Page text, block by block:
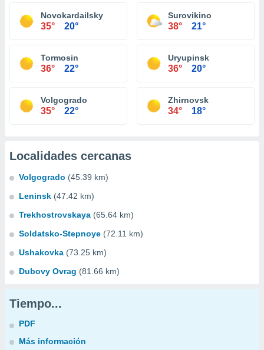
Novokardailsky
35° 20°
Surovikino
38° 21°
Tormosin
36° 22°
Uryupinsk
36° 20°
Volgogrado
35° 22°
Zhirnovsk
34° 18°
Localidades cercanas
Volgogrado (45.39 km)
Leninsk (47.42 km)
Trekhostrovskaya (65.64 km)
Soldatsko-Stepnoye (72.11 km)
Ushakovka (73.25 km)
Dubovy Ovrag (81.66 km)
Tiempo...
PDF
Más información